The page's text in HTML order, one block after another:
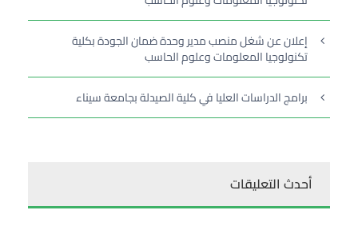
إعلان عن شغل منصب مدير وحدة ضمان الجودة بكلية
تكنولوجيا المعلومات وعلوم الحاسب
برامج الدراسات العليا في كلية الصيدلة بجامعة سيناء
أحدث التعليقات